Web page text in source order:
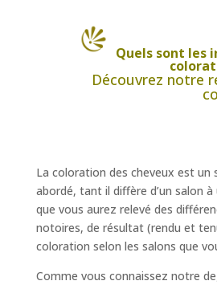
Quels sont les
Découvrez notre
La coloration des cheveux est un
abordé, tant il diffère d’un salon
que vous aurez relevé des
notoires, de résultat (rendu et
coloration selon les salons que
Comme vous connaissez notre